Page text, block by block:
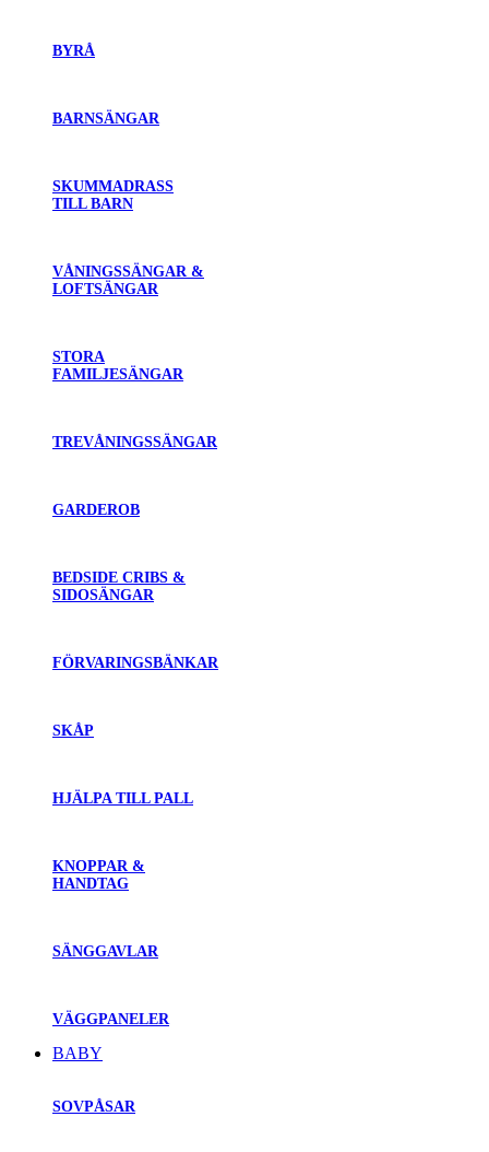
BYRÅ
BARNSÄNGAR
SKUMMADRASS
TILL BARN
VÅNINGSSÄNGAR &
LOFTSÄNGAR
STORA
FAMILJESÄNGAR
TREVÅNINGSSÄNGAR
GARDEROB
BEDSIDE CRIBS &
SIDOSÄNGAR
FÖRVARINGSBÄNKAR
SKÅP
HJÄLPA TILL PALL
KNOPPAR &
HANDTAG
SÄNGGAVLAR
VÄGGPANELER
BABY
SOVPÅSAR